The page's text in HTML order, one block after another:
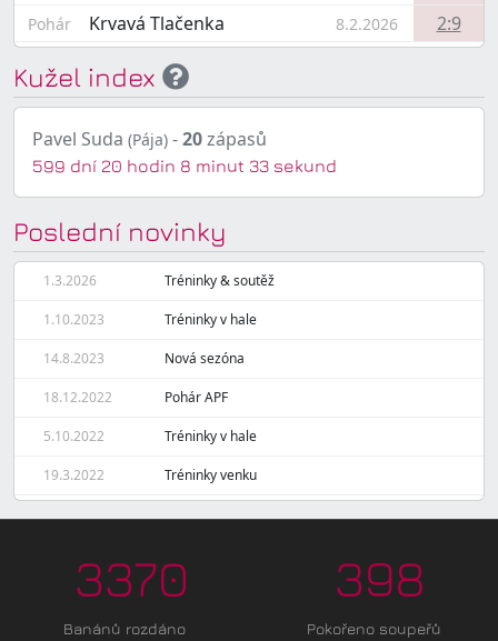
Pohár Krvavá Tlačenka 8.2.2026 2:9
Kužel index
Pavel Suda (Pája) -20zápasů
599 dní 20 hodin 8 minut 33 sekund
Poslední novinky
1.3.2026 Tréninky & soutěž
1.10.2023 Tréninky v hale
14.8.2023 Nová sezóna
18.12.2022 Pohár APF
5.10.2022 Tréninky v hale
19.3.2022 Tréninky venku
3370
Banánů rozdáno
398
Pokořeno soupeřů